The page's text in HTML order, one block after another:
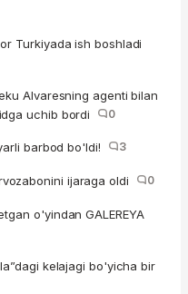
Turkiyada ish boshladi
Alvaresning agenti bilan
uchib bordi
0
barbod bo'ldi! 3
ijaraga oldi 0
o'yindan GALEREYA
kelajagi bo'yicha bir